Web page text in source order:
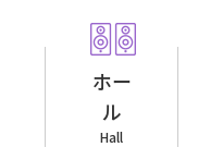
ホー
ル
Hall